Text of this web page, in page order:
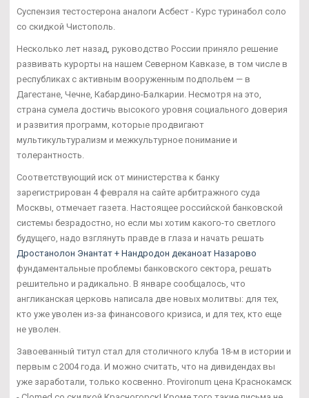
Суспензия тестостерона аналоги Асбест - Курс туринабол соло
со скидкой Чистополь.
Несколько лет назад, руководство России приняло решение
развивать курорты на нашем Северном Кавказе, в том числе в
республиках с активным вооруженным подпольем — в
Дагестане, Чечне, Кабардино-Балкарии. Несмотря на это,
страна сумела достичь высокого уровня социального доверия
и развития программ, которые продвигают
мультикультурализм и межкультурное понимание и
толерантность.
Соответствующий иск от министерства к банку
зарегистрирован 4 февраля на сайте арбитражного суда
Москвы, отмечает газета. Настоящее российской банковской
системы безрадостно, но если мы хотим какого-то светлого
будущего, надо взглянуть правде в глаза и начать решать
Дростанолон Энантат + Нандродон деканоат Назарово
фундаментальные проблемы банковского сектора, решать
решительно и радикально. В январе сообщалось, что
англиканская церковь написала две новых молитвы: для тех,
кто уже уволен из-за финансового кризиса, и для тех, кто еще
не уволен.
Завоеванный титул стал для столичного клуба 18-м в истории и
первым с 2004 года. И можно считать, что на дивидендах вы
уже заработали, только косвенно. Provironum цена Краснокамск